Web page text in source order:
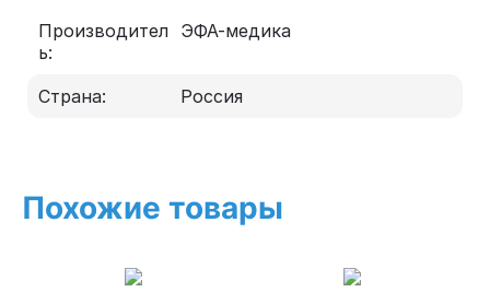
Производител
ь:
ЭФА-медика
Страна: Россия
Похожие товары